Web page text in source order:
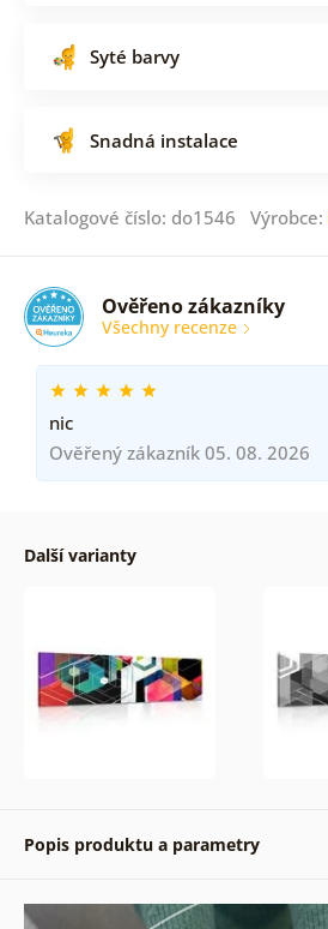
Syté barvy
Snadná instalace
Katalogové číslo: do1546 Výrobce:
Ověřeno zákazníky
Všechny recenze
nic
Ověřený zákazník 05. 08. 2026
Další varianty
Popis produktu a parametry